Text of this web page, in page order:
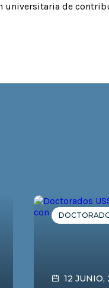
universitaria de
12 JUNIO,